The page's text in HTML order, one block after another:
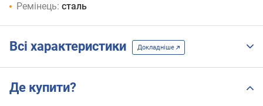
Ремінець: сталь
Всі характеристики Докладніше
Де купити?